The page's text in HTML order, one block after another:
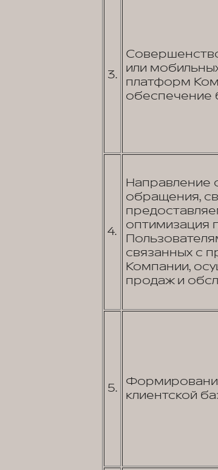
3.
или
платформ
обеспечение
4.
Направление
обращения,
оптимизация
связанных с
Компании,
продаж и
5.
клиентской